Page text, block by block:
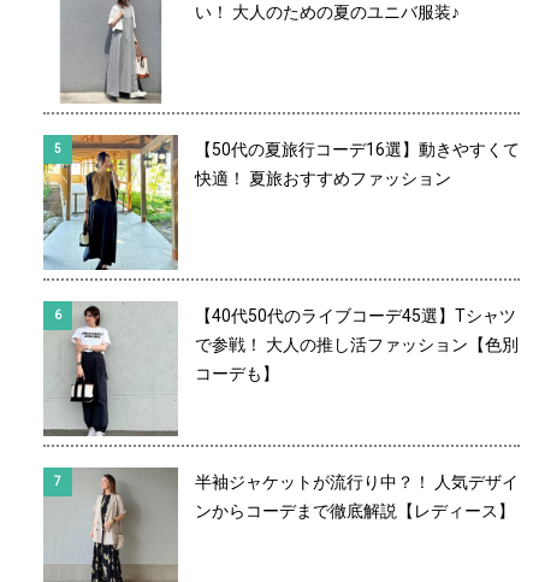
い！ 大人のための夏のユニバ服装♪
【50代の夏旅行コーデ16選】動きやすくて
快適！ 夏旅おすすめファッション
【40代50代のライブコーデ45選】Tシャツ
で参戦！ 大人の推し活ファッション【色別
コーデも】
半袖ジャケットが流行り中？！ 人気デザイ
ンからコーデまで徹底解説【レディース】